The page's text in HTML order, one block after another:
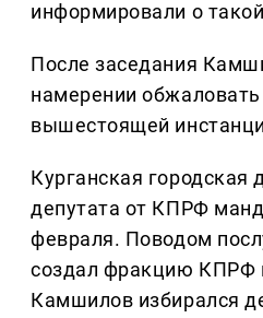
информировали о
После заседания
намерении
вышестоящей
Курганская городская
депутата от КПРФ
февраля. Поводом
создал фракцию КПРФ
Камшилов избирался